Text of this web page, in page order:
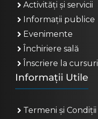
Activități și servicii
Informații publice
Evenimente
Închiriere sală
Înscriere la cursuri
Informații Utile
Termeni și Condiții